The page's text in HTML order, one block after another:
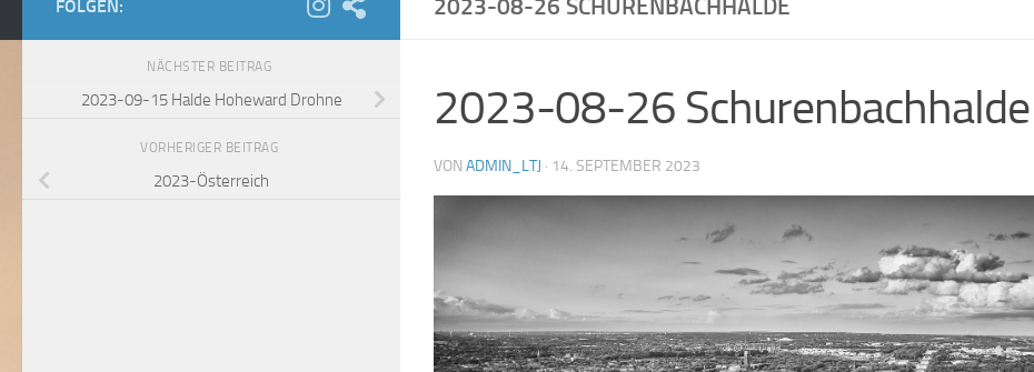
2023-08-26 SCHURENBACHHALDE
2023-08-26 Schurenbachhalde
VON ADMIN_LTJ · 14. SEPTEMBER 2023
FOLGEN:
NÄCHSTER BEITRAG
2023-09-15 Halde Hoheward Drohne
VORHERIGER BEITRAG
2023-Österreich